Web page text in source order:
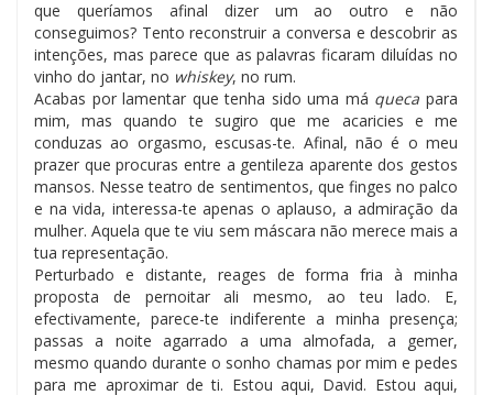
que queríamos afinal dizer um ao outro e não
conseguimos? Tento reconstruir a conversa e descobrir as
intenções, mas parece que as palavras ficaram diluídas no
vinho do jantar, no whiskey, no rum.
Acabas por lamentar que tenha sido uma má queca para
mim, mas quando te sugiro que me acaricies e me
conduzas ao orgasmo, escusas-te. Afinal, não é o meu
prazer que procuras entre a gentileza aparente dos gestos
mansos. Nesse teatro de sentimentos, que finges no palco
e na vida, interessa-te apenas o aplauso, a admiração da
mulher. Aquela que te viu sem máscara não merece mais a
tua representação.
Perturbado e distante, reages de forma fria à minha
proposta de pernoitar ali mesmo, ao teu lado. E,
efectivamente, parece-te indiferente a minha presença;
passas a noite agarrado a uma almofada, a gemer,
mesmo quando durante o sonho chamas por mim e pedes
para me aproximar de ti. Estou aqui, David. Estou aqui,